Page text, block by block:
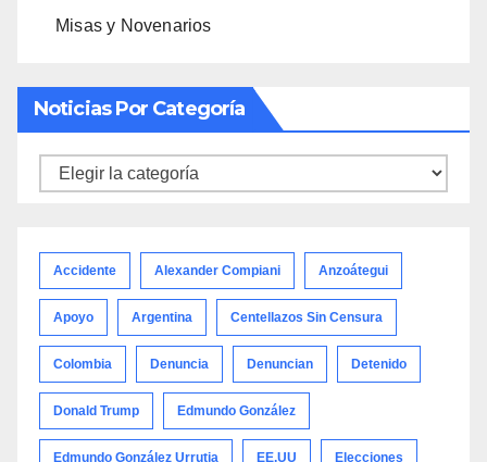
Misas y Novenarios
Noticias Por Categoría
Noticias
Accidente Alexander Compiani Anzoátegui
Apoyo Argentina Centellazos Sin Censura
Colombia Denuncia Denuncian Detenido
Donald Trump Edmundo González
Edmundo González Urrutia EE.UU Elecciones